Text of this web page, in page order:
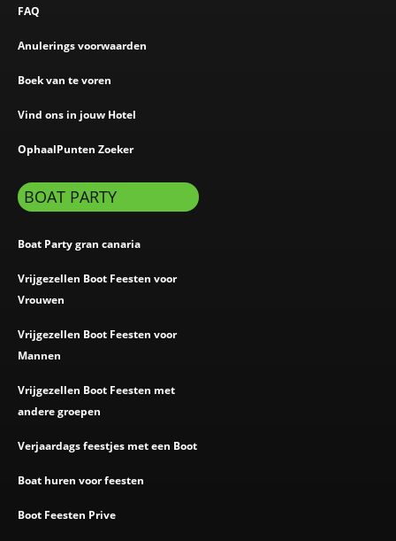
FAQ
Anulerings voorwaarden
Boek van te voren
Vind ons in jouw Hotel
OphaalPunten Zoeker
BOAT PARTY
Boat Party gran canaria
Vrijgezellen Boot Feesten voor
Vrouwen
Vrijgezellen Boot Feesten voor
Mannen
Vrijgezellen Boot Feesten met
andere groepen
Verjaardags feestjes met een Boot
Boat huren voor feesten
Boot Feesten Prive